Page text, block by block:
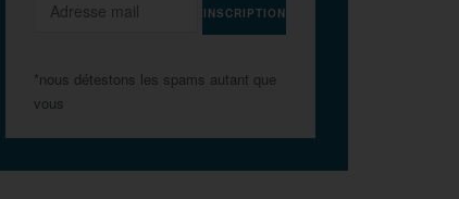
*nous détestons les spams autant que
vous